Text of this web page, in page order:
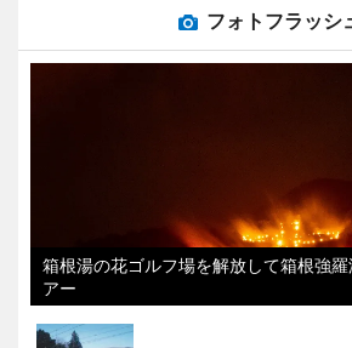
フォトフラッシ
箱根湯の花ゴルフ場を解放して箱根強
アー